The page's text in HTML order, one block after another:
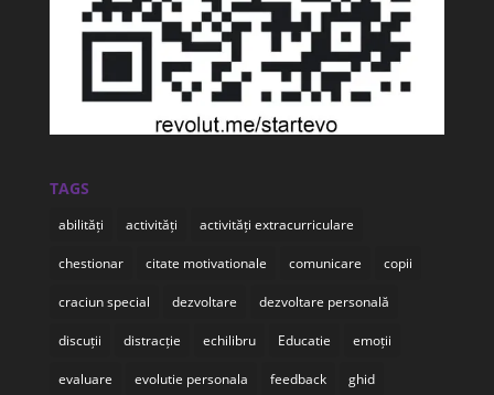
TAGS
abilități activități activități extracurriculare
chestionar citate motivationale comunicare copii
craciun special dezvoltare dezvoltare personală
discuții distracție echilibru Educatie emoții
evaluare evolutie personala feedback ghid